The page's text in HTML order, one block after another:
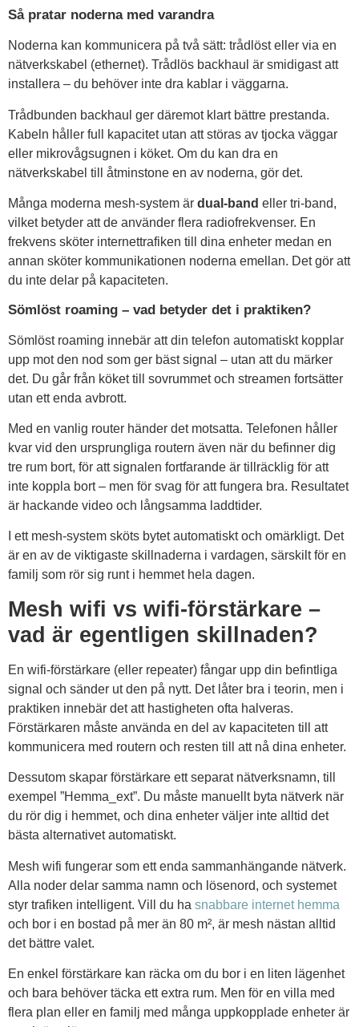
Så pratar noderna med varandra
Noderna kan kommunicera på två sätt: trådlöst eller via en
nätverkskabel (ethernet). Trådlös backhaul är smidigast att
installera – du behöver inte dra kablar i väggarna.
Trådbunden backhaul ger däremot klart bättre prestanda.
Kabeln håller full kapacitet utan att störas av tjocka väggar
eller mikrovågsugnen i köket. Om du kan dra en
nätverkskabel till åtminstone en av noderna, gör det.
Många moderna mesh-system är dual-band eller tri-band,
vilket betyder att de använder flera radiofrekvenser. En
frekvens sköter internettrafiken till dina enheter medan en
annan sköter kommunikationen noderna emellan. Det gör att
du inte delar på kapaciteten.
Sömlöst roaming – vad betyder det i praktiken?
Sömlöst roaming innebär att din telefon automatiskt kopplar
upp mot den nod som ger bäst signal – utan att du märker
det. Du går från köket till sovrummet och streamen fortsätter
utan ett enda avbrott.
Med en vanlig router händer det motsatta. Telefonen håller
kvar vid den ursprungliga routern även när du befinner dig
tre rum bort, för att signalen fortfarande är tillräcklig för att
inte koppla bort – men för svag för att fungera bra. Resultatet
är hackande video och långsamma laddtider.
I ett mesh-system sköts bytet automatiskt och omärkligt. Det
är en av de viktigaste skillnaderna i vardagen, särskilt för en
familj som rör sig runt i hemmet hela dagen.
Mesh wifi vs wifi-förstärkare –
vad är egentligen skillnaden?
En wifi-förstärkare (eller repeater) fångar upp din befintliga
signal och sänder ut den på nytt. Det låter bra i teorin, men i
praktiken innebär det att hastigheten ofta halveras.
Förstärkaren måste använda en del av kapaciteten till att
kommunicera med routern och resten till att nå dina enheter.
Dessutom skapar förstärkare ett separat nätverksnamn, till
exempel ”Hemma_ext”. Du måste manuellt byta nätverk när
du rör dig i hemmet, och dina enheter väljer inte alltid det
bästa alternativet automatiskt.
Mesh wifi fungerar som ett enda sammanhängande nätverk.
Alla noder delar samma namn och lösenord, och systemet
styr trafiken intelligent. Vill du ha snabbare internet hemma
och bor i en bostad på mer än 80 m², är mesh nästan alltid
det bättre valet.
En enkel förstärkare kan räcka om du bor i en liten lägenhet
och bara behöver täcka ett extra rum. Men för en villa med
flera plan eller en familj med många uppkopplade enheter är